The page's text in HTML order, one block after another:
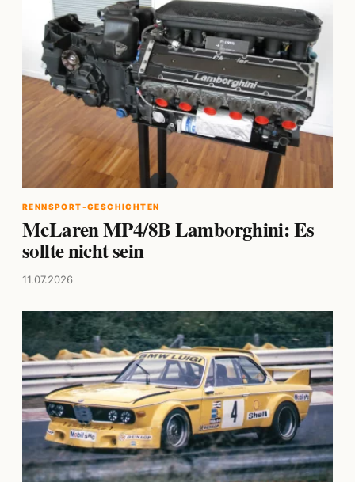
RENNSPORT-GESCHICHTEN
McLaren MP4/8B Lamborghini: Es
sollte nicht sein
11.07.2026